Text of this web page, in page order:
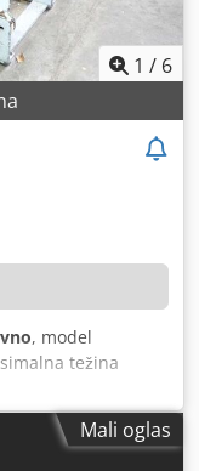
1 / 6
, model
težina
6067, Nema
najboljemMali oglas